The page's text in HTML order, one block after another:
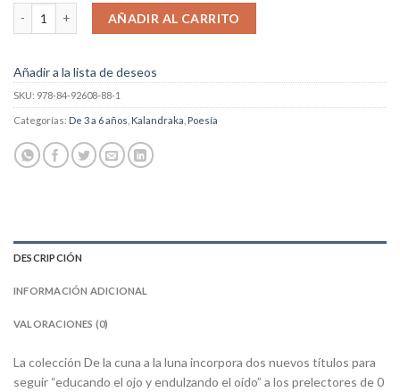
AÑADIR AL CARRITO
Añadir a la lista de deseos
SKU: 978-84-92608-88-1
Categorías: De 3 a 6 años Kalandraka Poesía
DESCRIPCIÓN
INFORMACIÓN ADICIONAL
VALORACIONES (0)
La colección De la cuna a la luna incorpora dos nuevos títulos para
seguir “educando el ojo y endulzando el oído” a los prelectores de 0